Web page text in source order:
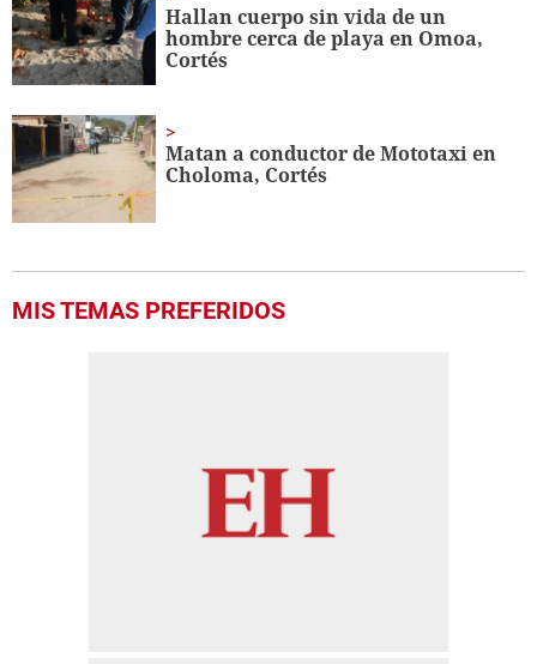
Hallan cuerpo sin vida de un
hombre cerca de playa en Omoa,
Cortés
Matan a conductor de Mototaxi en
Choloma, Cortés
MIS TEMAS PREFERIDOS